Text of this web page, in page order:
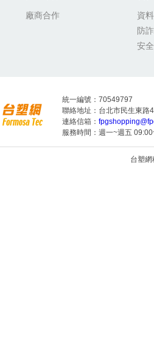
廠商合作
資
防
安
統一編號：70549797
聯絡地址：台北市民生東路
連絡信箱：
服務時間：週一~週五
台塑